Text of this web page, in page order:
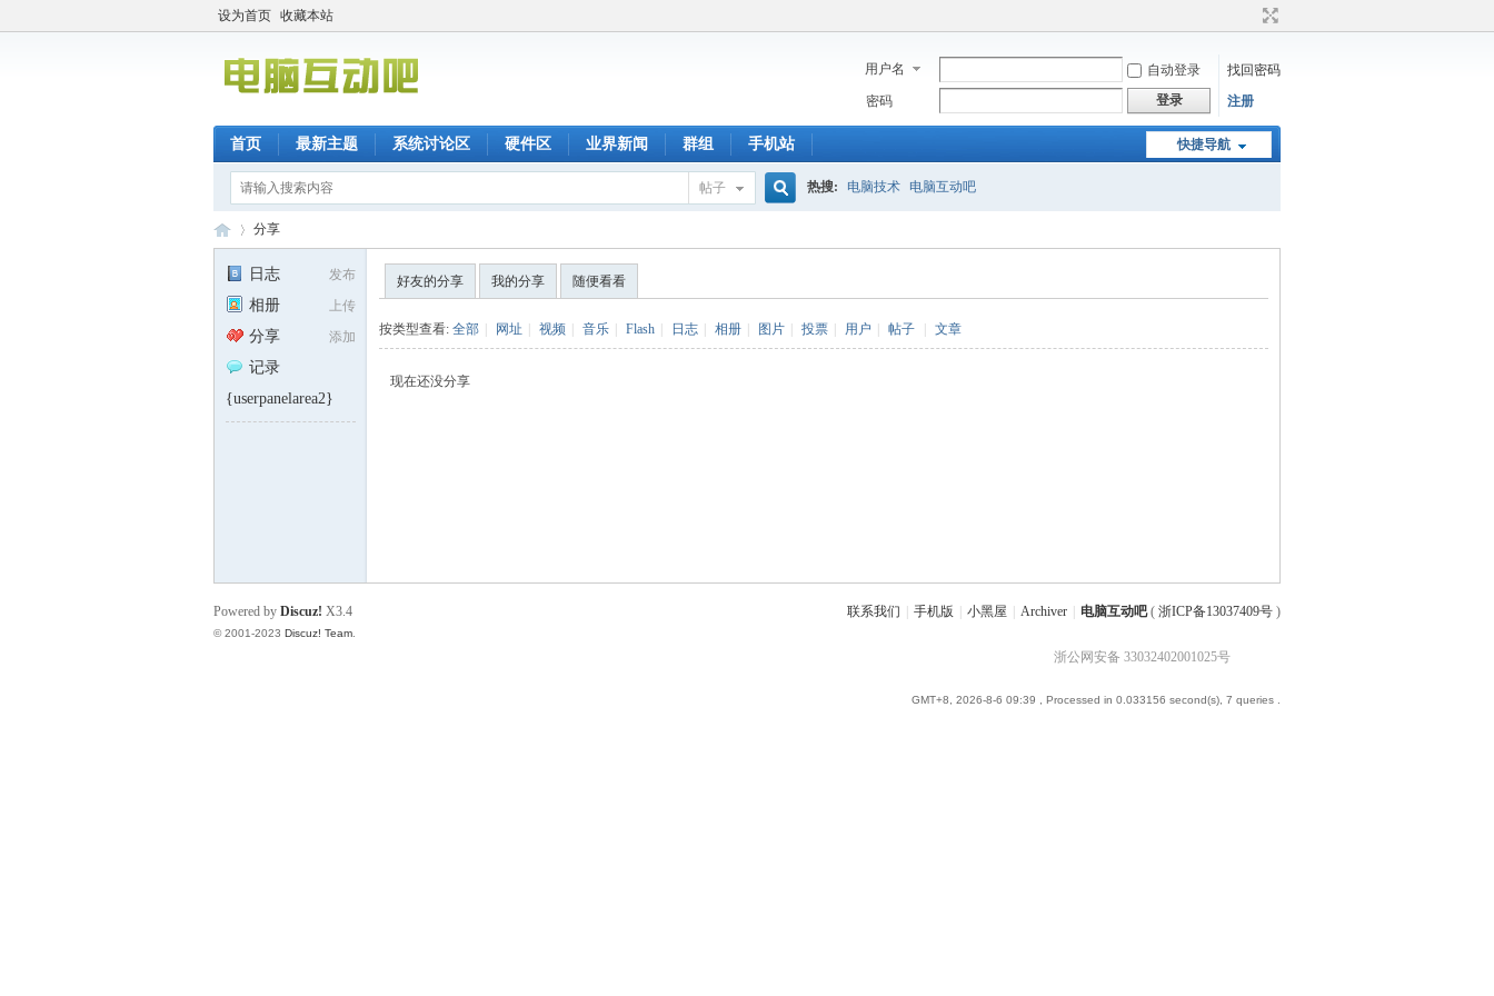
设为首页 收藏本站
用户名 自动登录
找回密码
密码
登录 注册
快捷导航
首页 最新主题 系统讨论区 硬件区 业界新闻 群组 手机站
帖子 热搜: 电脑技术 电脑互动吧
分享
发布
日志
上传
相册
添加
分享
记录
{userpanelarea2}
好友的分享 我的分享 随便看看
按类型查看: 全部 网址 视频 音乐 Flash 日志 相册 图片 投票 用户 帖子 文章
现在还没分享
联系我们 手机版 小黑屋 Archiver 电脑互动吧( 浙ICP备13037409号 )
浙公网安备 33032402001025号
GMT+8, 2026-8-6 09:39 , Processed in 0.033156 second(s), 7 queries .
Powered by Discuz! X3.4
© 2001-2023 Discuz! Team